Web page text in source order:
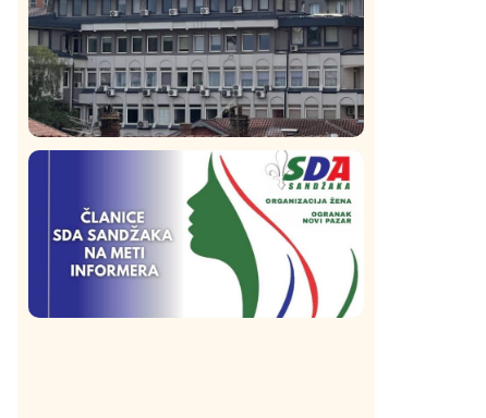
Podignut optužni predlog protiv E.A.
zbog napada u Novom Pazaru,
produžen mu pritvor